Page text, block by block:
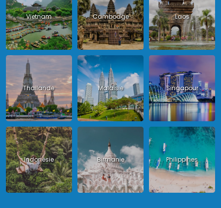
Vietnam Cambodge Laos
Thailande Malaisie Singapour
Indonésie Birmanie Philippines